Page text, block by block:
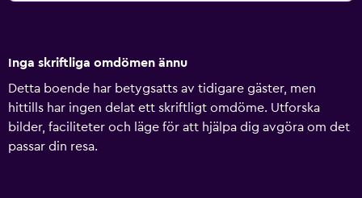
Inga skriftliga omdömen ännu
Detta boende har betygsatts av tidigare gäster, men
hittills har ingen delat ett skriftligt omdöme. Utforska
bilder, faciliteter och läge för att hjälpa dig avgöra om det
passar din resa.